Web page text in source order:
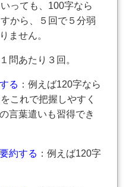
っても、100字なら
から、５回で５分弱
ません。
１問あたり３回。
る ：例えば120字なら
これで把握しやすく
言葉遣いも習得でき
約する ：例えば120字